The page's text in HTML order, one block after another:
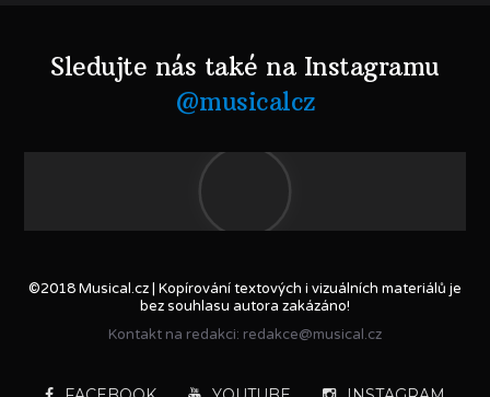
Sledujte nás také na Instagramu
@musicalcz
©2018 Musical.cz | Kopírování textových i vizuálních materiálů je
bez souhlasu autora zakázáno!
Kontakt na redakci: redakce@musical.cz